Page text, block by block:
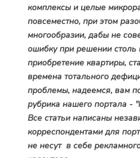
комплексы и целые
повсеместно, при этом
многообразии, дабы не
ошибку при решении столь
приобретение квартиры,
времена тотального
проблемы, надеемся, вам
рубрика нашего портала -
Все статьи написаны
корреспондентами для
не несут в себе